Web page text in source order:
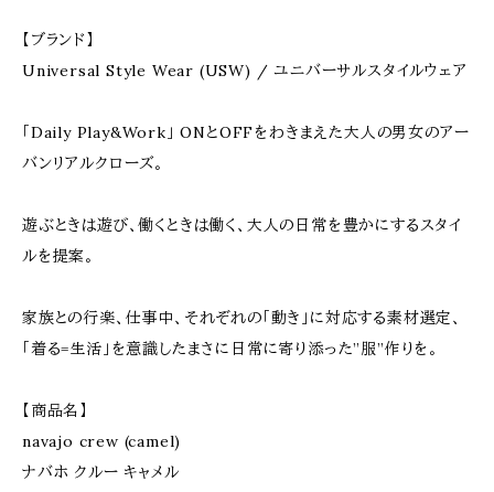
【ブランド】
Universal Style Wear (USW) / ユニバーサルスタイルウェア
「Daily Play&Work」 ONとOFFをわきまえた大人の男女のアー
バンリアルクローズ。
遊ぶときは遊び、働くときは働く、大人の日常を豊かにするスタイ
ルを提案。
家族との行楽、仕事中、それぞれの「動き」に対応する素材選定、
「着る=生活」を意識したまさに日常に寄り添った”服”作りを。
【商品名】
navajo crew (camel)
ナバホ クルー キャメル